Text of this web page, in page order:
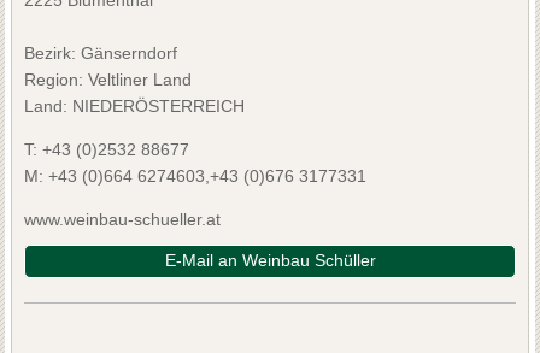
Bezirk: Gänserndorf
Region: Veltliner Land
Land: NIEDERÖSTERREICH
T: +43 (0)2532 88677
M: +43 (0)664 6274603,+43 (0)676 3177331
www.weinbau-schueller.at
E-Mail an Weinbau Schüller